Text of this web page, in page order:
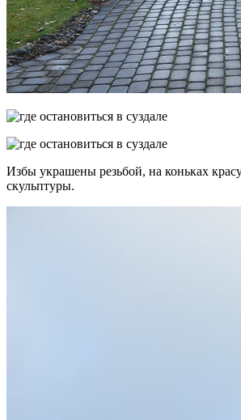
Избы украшены резьбой, на коньках
скульптуры.